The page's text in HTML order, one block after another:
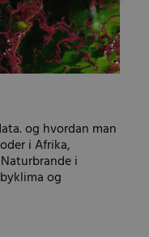
og hvordan man
i Afrika,
i
og